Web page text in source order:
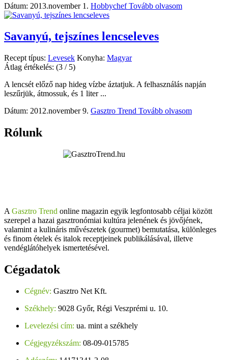
Dátum: 2013.november 1. HobbychefTovább olvasom
Savanyú, tejszínes lencseleves
Recept típus: Levesek Konyha: Magyar
Átlag értékelés: (3 / 5)
A lencsét előző nap hideg vízbe áztatjuk. A felhasználás napján
leszűrjük, átmossuk, és 1 liter ...
Dátum: 2012.november 9. Gasztro Trend Tovább olvasom
Rólunk
A Gasztro Trend online magazin egyik legfontosabb céljai között
szerepel a hazai gasztronómiai kultúra jelenének és jövőjének,
valamint a kulináris művészetek (gourmet) bemutatása, különleges
és finom ételek és italok receptjeinek publikálásával, illetve
vendéglátóhelyek ismertetésével.
Cégadatok
Cégnév: Gasztro Net Kft.
Székhely: 9028 Győr, Régi Veszprémi u. 10.
Levelezési cím: ua. mint a székhely
Cégjegyzékszám: 08-09-015785